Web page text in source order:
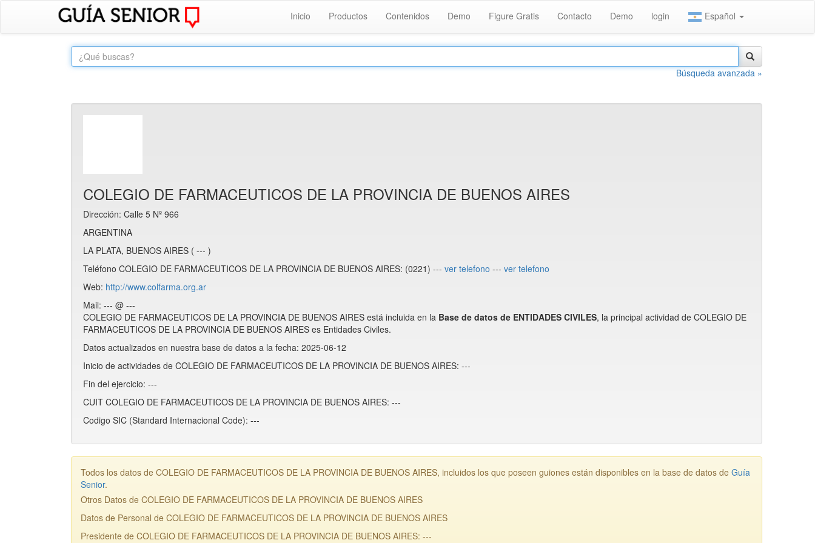
Inicio Productos Contenidos Demo Figure Gratis Contacto Demo login Español
Búsqueda avanzada »
COLEGIO DE FARMACEUTICOS DE LA PROVINCIA DE BUENOS AIRES
Dirección: Calle 5 Nº 966
ARGENTINA
LA PLATA, BUENOS AIRES ( --- )
Teléfono COLEGIO DE FARMACEUTICOS DE LA PROVINCIA DE BUENOS AIRES: (0221) --- ver telefono --- ver telefono
Web: http://www.colfarma.org.ar
Mail: --- @ ---
COLEGIO DE FARMACEUTICOS DE LA PROVINCIA DE BUENOS AIRES está incluida en la Base de datos de ENTIDADES CIVILES, la principal actividad de COLEGIO DE
FARMACEUTICOS DE LA PROVINCIA DE BUENOS AIRES es Entidades Civiles.
Datos actualizados en nuestra base de datos a la fecha: 2025-06-12
Inicio de actividades de COLEGIO DE FARMACEUTICOS DE LA PROVINCIA DE BUENOS AIRES: ---
Fin del ejercicio: ---
CUIT COLEGIO DE FARMACEUTICOS DE LA PROVINCIA DE BUENOS AIRES: ---
Codigo SIC (Standard Internacional Code): ---
Todos los datos de COLEGIO DE FARMACEUTICOS DE LA PROVINCIA DE BUENOS AIRES, incluidos los que poseen guiones están disponibles en la base de datos de Guía
Senior.
Otros Datos de COLEGIO DE FARMACEUTICOS DE LA PROVINCIA DE BUENOS AIRES
Datos de Personal de COLEGIO DE FARMACEUTICOS DE LA PROVINCIA DE BUENOS AIRES
Presidente de COLEGIO DE FARMACEUTICOS DE LA PROVINCIA DE BUENOS AIRES: ---